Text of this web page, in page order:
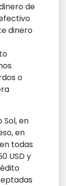
de
dinero
o
Sol, en
en
todas
USD y